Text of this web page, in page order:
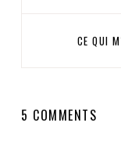
CE QUI
5 COMMENTS